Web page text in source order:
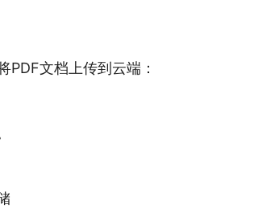
PDF文档上传到云端：